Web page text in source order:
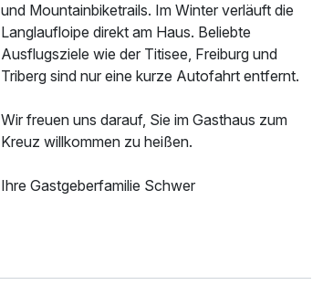
und Mountainbiketrails. Im Winter verläuft die
Langlaufloipe direkt am Haus. Beliebte
Ausflugsziele wie der Titisee, Freiburg und
Triberg sind nur eine kurze Autofahrt entfernt.
Wir freuen uns darauf, Sie im Gasthaus zum
Kreuz willkommen zu heißen.
Ihre Gastgeberfamilie Schwer